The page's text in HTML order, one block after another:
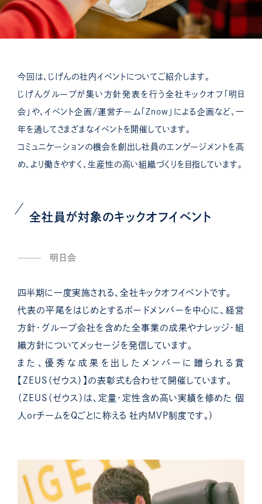
今回は、じげんの社内イベントについてご紹介します。
じげんグループが集い方針発表を行う全社キックオフ「明日
会」や、イベント企画/運営チーム「Znow」による企画など、一
年を通してさまざまなイベントを開催しています。
コミュニケーションの機会を創出し社員のエンゲージメントを高
め、より働きやすく、生産性の高い組織づくりを目指しています。
全社員が対象のキックオフイベント
明日会
四半期に一度実施される、全社キックオフイベントです。
代表の平尾をはじめとするボードメンバーを中心に、経営
方針・グループ会社を含めた全事業の成果やナレッジ・組
織方針についてメッセージを発信しています。
また、優秀な成果を出したメンバーに贈られる賞
【ZEUS（ゼウス）】の表彰式も合わせて開催しています。
（ZEUS（ゼウス）は、定量・定性含め高い実績を修めた 個
人orチームをQごとに称える 社内MVP制度です。）